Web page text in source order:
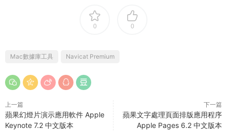
0 0
Mac數據庫工具 Navicat Premium
上一篇
蘋果幻燈片演示應用軟件 Apple
Keynote 7.2 中文版本
下一篇
蘋果文字處理頁面排版應用程序
Apple Pages 6.2 中文版本